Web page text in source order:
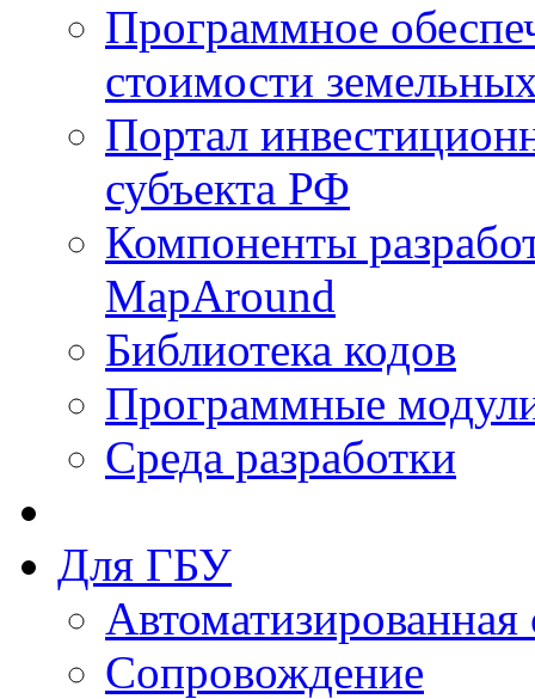
Программное
стоимости
Портал
субъекта РФ
Компоненты
MapAround
Библиотека кодов
Программные
Среда разработки
Для ГБУ
Сопровождение